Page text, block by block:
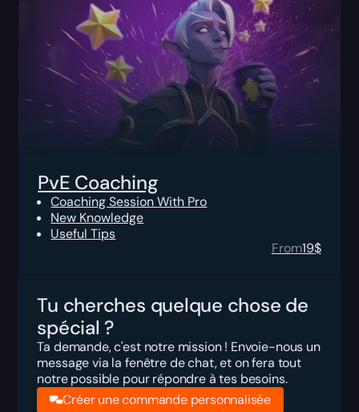
PvE Coaching
Coaching Session With Pro
New Knowledge
Useful Tips
From19$
Tu cherches quelque chose de
spécial ?
Ta demande, c'est notre mission ! Envoie-nous un
message via la fenêtre de chat, et on fera tout
notre possible pour répondre à tes besoins.
Créer une commande personnalisée